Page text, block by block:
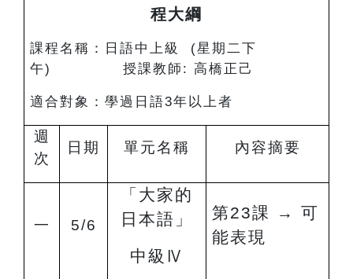
程大綱
課程名稱：日語中上級 (星期二下
午) 授課教師: 高橋正己
適合對象：學過日語3年以上者
週
次
日期 單元名稱 內容摘要
一 5/6
「大家的
日本語」
中級 Ⅳ
第23課
→ 可
能表現